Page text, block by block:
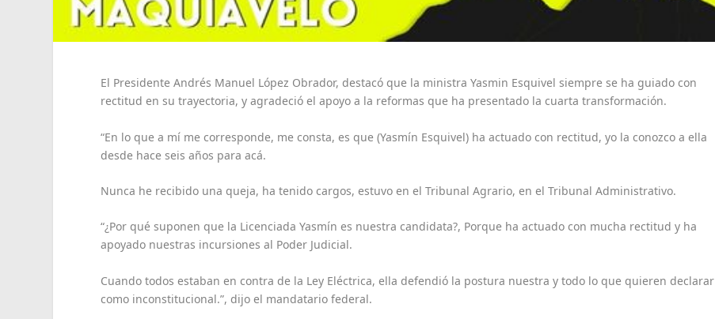
El Presidente Andrés Manuel López Obrador, destacó que la ministra Yasmin Esquivel siempre se ha guiado con
rectitud en su trayectoria, y agradeció el apoyo a la reformas que ha presentado la cuarta transformación.
“En lo que a mí me corresponde, me consta, es que (Yasmín Esquivel) ha actuado con rectitud, yo la conozco a ella
desde hace seis años para acá.
Nunca he recibido una queja, ha tenido cargos, estuvo en el Tribunal Agrario, en el Tribunal Administrativo.
“¿Por qué suponen que la Licenciada Yasmín es nuestra candidata?, Porque ha actuado con mucha rectitud y ha
apoyado nuestras incursiones al Poder Judicial.
Cuando todos estaban en contra de la Ley Eléctrica, ella defendió la postura nuestra y todo lo que quieren declarar
como inconstitucional.”, dijo el mandatario federal.